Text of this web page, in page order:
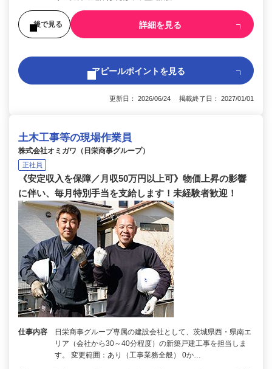
後で見る 詳細を見る
アピールポイントを見る
更新日： 2026/06/24 掲載終了日： 2027/01/01
土木工事等の現場作業員
株式会社オミガワ（日栄商事グループ）
正社員
《安定収入を保障／月収50万円以上可》物価上昇の影響
に伴い、毎月特別手当を支給します！未経験者歓迎！
仕事内容
日栄商事グループ専属の建設会社として、茨城県西・県南エ
リア（会社から30～40分程度）の新築戸建工事を担当しま
す。 変更範囲：あり（工事業務全般） 0か…